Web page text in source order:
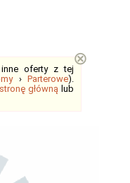
inne oferty z tej
›Parterowe).
stronę główną lub
⊗